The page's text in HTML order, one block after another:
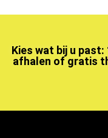
Kies wat bij u
afhalen of gratis